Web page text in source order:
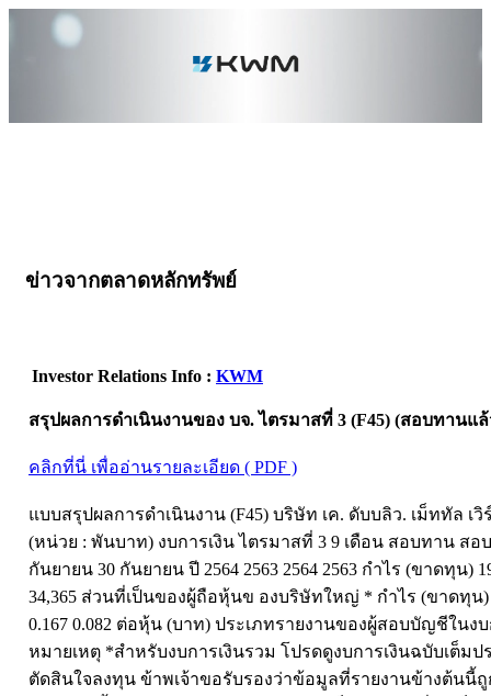
ข่าวจากตลาดหลักทรัพย์
Investor Relations Info : KWM
สรุปผลการดำเนินงานของ บจ. ไตรมาสที่ 3 (F45) (สอบทานแล้
คลิกที่นี่ เพื่ออ่านรายละเอียด ( PDF )
แบบสรุปผลการดำเนินงาน (F45) บริษัท เค. ดับบลิว. เม็ททัล เ
(หน่วย : พันบาท) งบการเงิน ไตรมาสที่ 3 9 เดือน สอบทาน ส
กันยายน 30 กันยายน ปี 2564 2563 2564 2563 กำไร (ขาดทุน)
34,365 ส่วนที่เป็นของผู้ถือหุ้นข องบริษัทใหญ่ * กำไร (ขาดทุน)
0.167 0.082 ต่อหุ้น (บาท) ประเภทรายงานของผู้สอบบัญชีในง
หมายเหตุ *สำหรับงบการเงินรวม โปรดดูงบการเงินฉบับเต็ม
ตัดสินใจลงทุน ข้าพเจ้าขอรับรองว่าข้อมูลที่รายงานข้างต้นนี้